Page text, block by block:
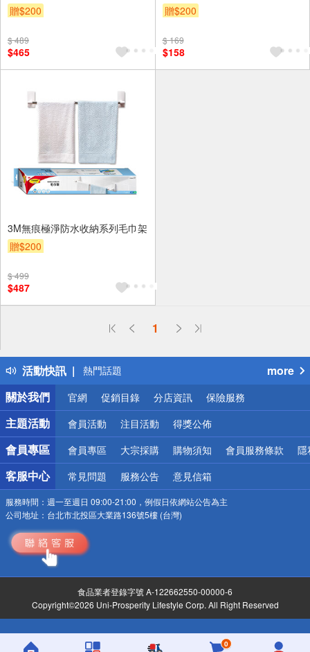
贈$200
$ 489
$465
贈$200
$ 169
$158
3M無痕極淨防水收納系列毛巾架
贈$200
$ 499
$487
1
活動快訊
偏遠地區配送
得獎公告
熱門話題
銀行優惠
偏遠地區配送
詐騙網頁！請小心！
more
關於我們
官網 促銷目錄 分店資訊 保險服務
主題活動 會員活動 注目活動 得獎公佈
會員專區 會員專區 大宗採購 購物須知 會員服務條款 隱
客服中心 常見問題 服務公告 意見信箱
服務時間： 週一至週日 09:00-21:00，例假日依網站公告為主
公司地址： 台北市北投區大業路136號5樓 (台灣)
食品業者登錄字號 A-122662550-00000-6
Copyright©2026 Uni-Prosperity Lifestyle Corp. All Right Reserved
0